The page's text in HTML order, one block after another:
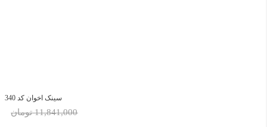
سینک اخوان کد 340
11,841,000 تومان